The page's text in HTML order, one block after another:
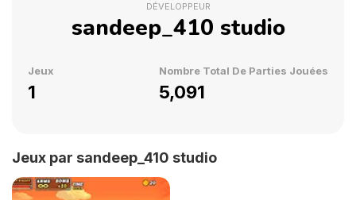
DÉVELOPPEUR
sandeep_410 studio
Jeux
1
Nombre Total De Parties Jouées
5,091
Jeux par sandeep_410 studio